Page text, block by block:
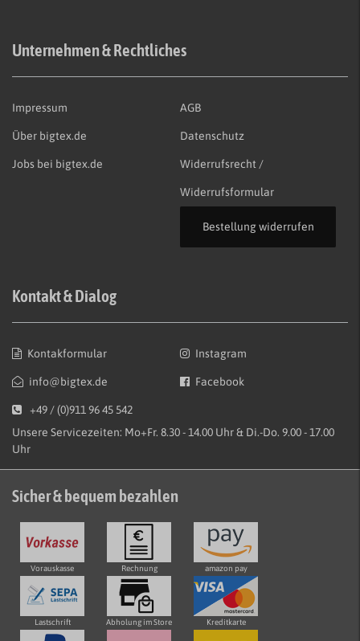
Unternehmen & Rechtliches
Impressum
Über bigtex.de
Jobs bei bigtex.de
AGB
Datenschutz
Widerrufsrecht /
Widerrufsformular
Bestellung widerrufen
Kontakt & Dialog
Kontakformular
info@bigtex.de
Instagram
Facebook
+49 / (0)911 96 45 542
Unsere Servicezeiten: Mo+Fr. 8.30 - 14.00 Uhr & Di.-Do. 9.00 - 17.00
Uhr
Sicher & bequem bezahlen
Vorauskasse Rechnung amazon pay
Lastschrift Abholung im Store Kreditkarte